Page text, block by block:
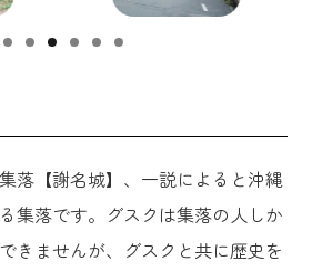
落【謝名城】、一説によると沖縄
集落です。グスクは集落の人しか
きませんが、グスクと共に歴史を